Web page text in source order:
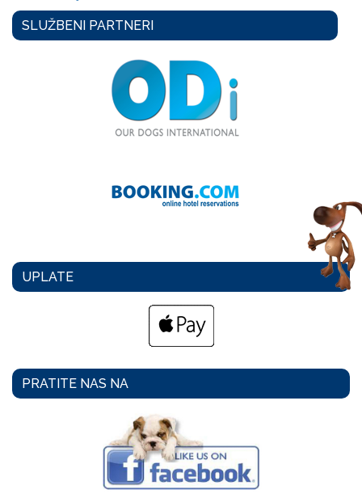
SLUŽBENI PARTNERI
UPLATE
PRATITE NAS NA